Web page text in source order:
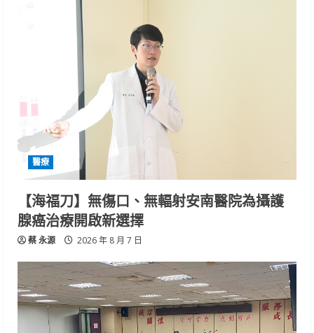
醫療
【海福刀】無傷口、無輻射安南醫院為攝護
腺癌治療開啟新選擇
蔡 永源 2026 年 8 月 7 日